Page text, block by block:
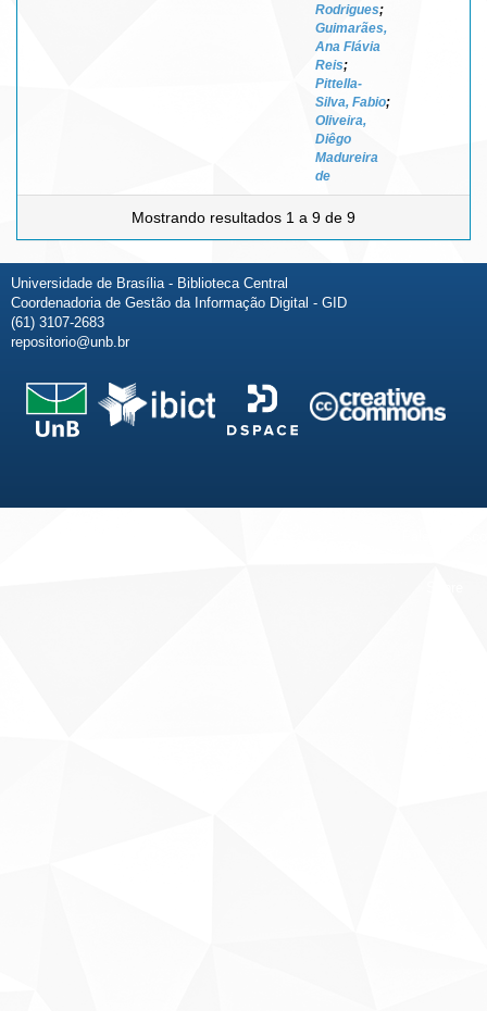
Rodrigues;
Guimarães,
Ana Flávia
Reis;
Pittella-
Silva, Fabio;
Oliveira,
Diêgo
Madureira
de
Mostrando resultados 1 a 9 de 9
Universidade de Brasília - Biblioteca Central
Coordenadoria de Gestão da Informação Digital - GID
(61) 3107-2683
repositorio@unb.br